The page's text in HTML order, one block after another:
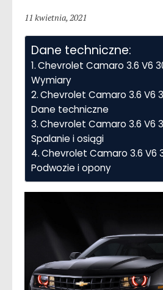
11 kwietnia, 2021
Dane techniczne:
Chevrolet Camaro 3.6 V6
Wymiary
Chevrolet Camaro 3.6 V6
Dane techniczne
Chevrolet Camaro 3.6 V6
Spalanie i osiągi
Chevrolet Camaro 3.6 V6
Podwozie i opony